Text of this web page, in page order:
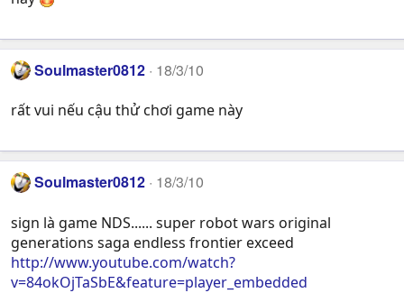
Soulmaster0812 18/3/10
rất vui nếu cậu thử chơi game này
Soulmaster0812 18/3/10
sign là game NDS...... super robot wars original
generations saga endless frontier exceed
http://www.youtube.com/watch?
v=84okOjTaSbE&feature=player_embedded